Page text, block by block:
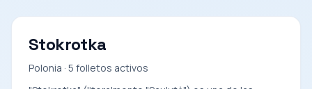
Stokrotka
Polonia · 5 folletos activos